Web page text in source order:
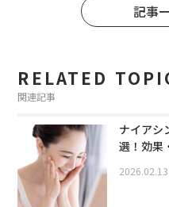
記事
RELATED
関連記事
ナイアシ
選！効果
2026.02.13